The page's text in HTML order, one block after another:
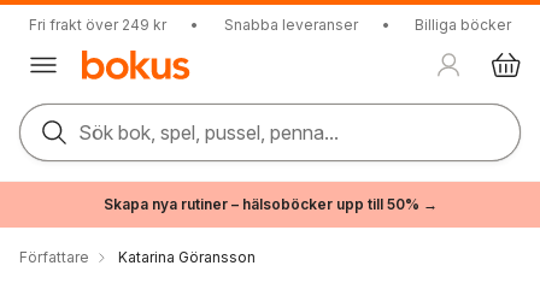
Fri frakt över 249 kr • Snabba leveranser • Billiga böcker
Sök bok, spel, pussel, penna...
Skapa nya rutiner – hälsoböcker upp till 50% →
Författare Katarina Göransson